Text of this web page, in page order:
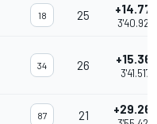
18 25 +14.771
3'40.927
34 26 +15.361
3'41.517
87 21